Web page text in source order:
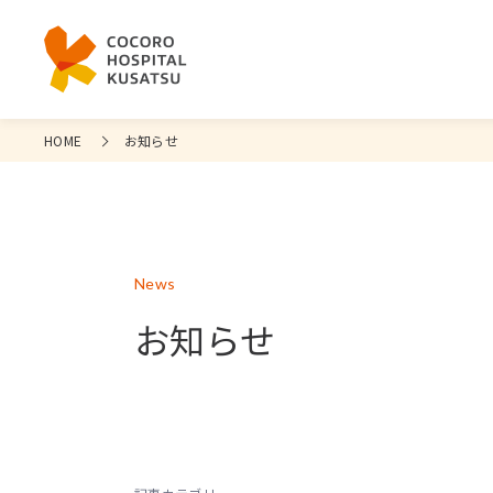
HOME お知らせ
News
お知らせ